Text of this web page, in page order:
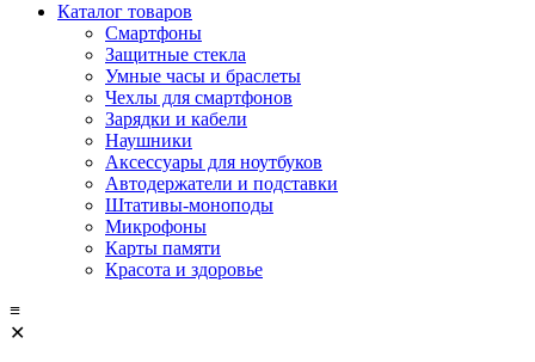
Каталог товаров
Смартфоны
Защитные стекла
Умные часы и браслеты
Чехлы для смартфонов
Зарядки и кабели
Наушники
Аксессуары для ноутбуков
Автодержатели и подставки
Штативы-моноподы
Микрофоны
Карты памяти
Красота и здоровье
≡
✕